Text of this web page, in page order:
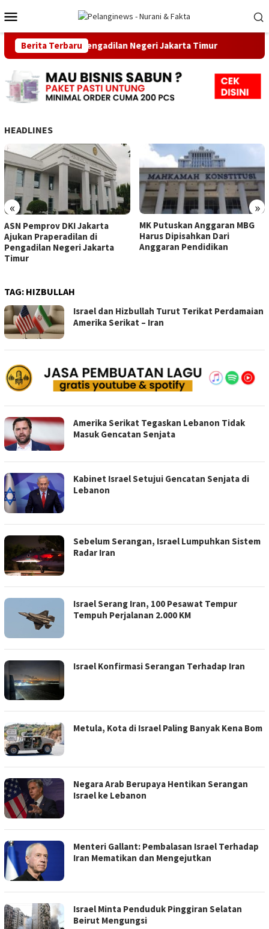
ke
kontenMobile
Berita Terbarudi Pengadilan Negeri Jakarta Timur
HEADLINES
« »
ASN Pemprov DKI Jakarta
Ajukan Praperadilan di
Pengadilan Negeri Jakarta
Timur
MK Putuskan Anggaran MBG
Harus Dipisahkan Dari
Anggaran Pendidikan
TAG: HIZBULLAH
Israel dan Hizbullah Turut Terikat Perdamaian
Amerika Serikat – Iran
Amerika Serikat Tegaskan Lebanon Tidak
Masuk Gencatan Senjata
Kabinet Israel Setujui Gencatan Senjata di
Lebanon
Sebelum Serangan, Israel Lumpuhkan Sistem
Radar Iran
Israel Serang Iran, 100 Pesawat Tempur
Tempuh Perjalanan 2.000 KM
Israel Konfirmasi Serangan Terhadap Iran
Metula, Kota di Israel Paling Banyak Kena Bom
Negara Arab Berupaya Hentikan Serangan
Israel ke Lebanon
Menteri Gallant: Pembalasan Israel Terhadap
Iran Mematikan dan Mengejutkan
Israel Minta Penduduk Pinggiran Selatan
Beirut Mengungsi